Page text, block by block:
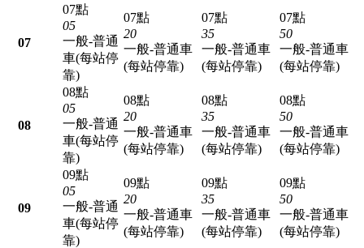
07
07點
05
一般-普通
車(每站停
靠)
07點
20
一般-普通車
(每站停靠)
07點
35
一般-普通車
(每站停靠)
07點
50
一般-普通車
(每站停靠)
08
08點
05
一般-普通
車(每站停
靠)
08點
20
一般-普通車
(每站停靠)
08點
35
一般-普通車
(每站停靠)
08點
50
一般-普通車
(每站停靠)
09
09點
05
一般-普通
車(每站停
靠)
09點
20
一般-普通車
(每站停靠)
09點
35
一般-普通車
(每站停靠)
09點
50
一般-普通車
(每站停靠)